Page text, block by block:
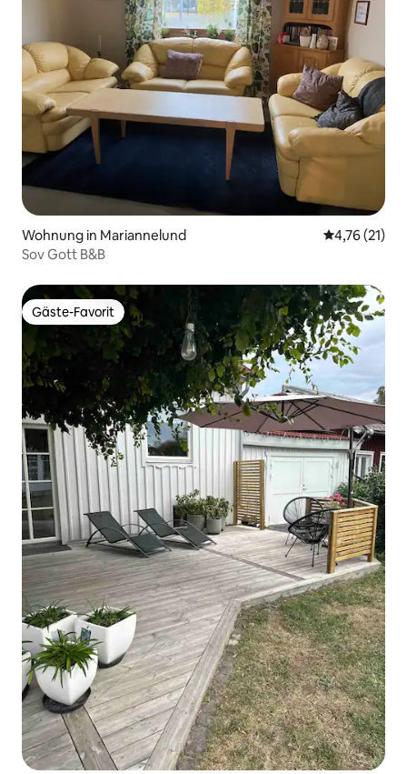
Wohnung in Mariannelund
4,76 (21)
Sov Gott B&B
Gäste-Favorit
Gäste-Favorit